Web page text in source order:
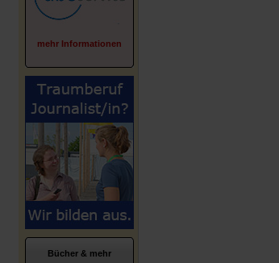
mehr Informationen
Bücher & mehr